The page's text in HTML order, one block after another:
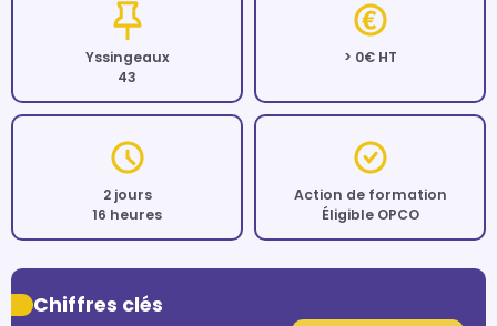
Yssingeaux
43
> 0€ HT
2 jours
16 heures
Action de formation
Éligible OPCO
Chiffres clés